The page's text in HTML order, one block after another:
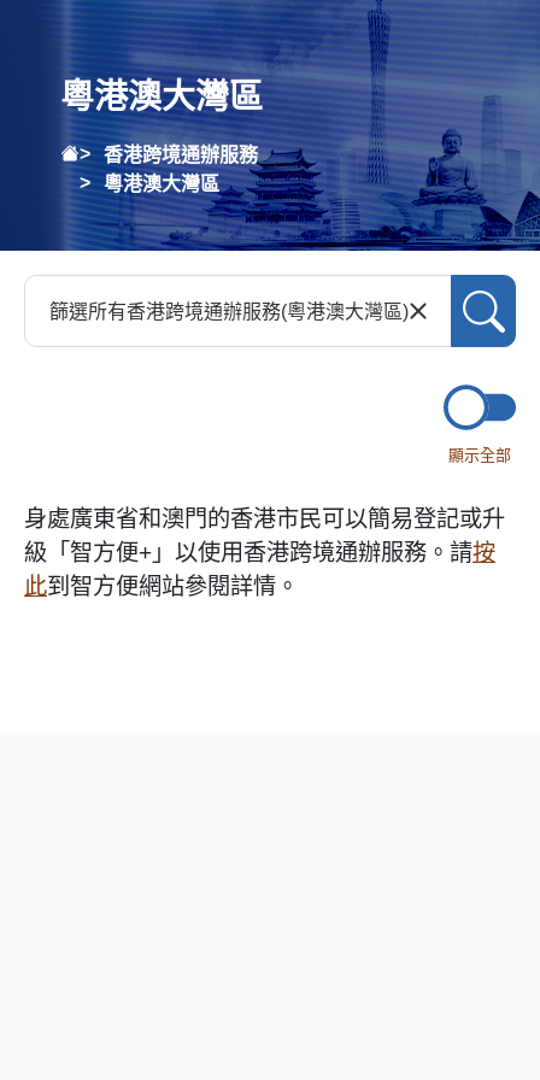
粵港澳大灣區
香港跨境通辦服務
粵港澳大灣區
顯示全部
身處廣東省和澳門的香港市民可以簡易登記或升
級「智方便+」以使用香港跨境通辦服務。請按
此到智方便網站參閱詳情。